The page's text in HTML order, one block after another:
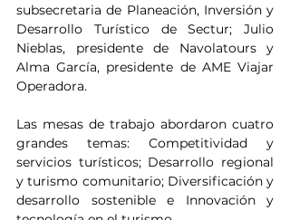
subsecretaria de Planeación, Inversión y
Desarrollo Turístico de Sectur; Julio
Nieblas, presidente de Navolatours y
Alma García, presidente de AME Viajar
Operadora.
Las mesas de trabajo abordaron cuatro
grandes temas: Competitividad y
servicios turísticos; Desarrollo regional
y turismo comunitario; Diversificación y
desarrollo sostenible e Innovación y